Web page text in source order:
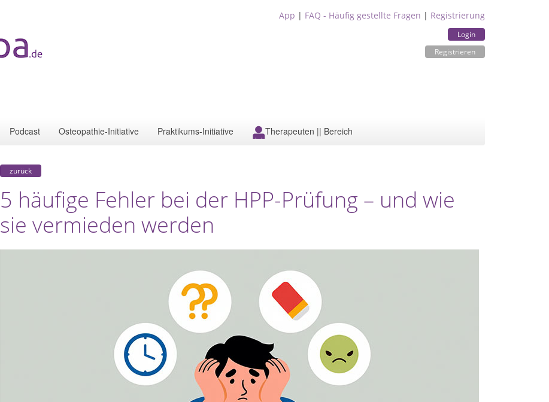
App | FAQ - Häufig gestellte Fragen | Registrierung
Login
Registrieren
Podcast Osteopathie-Initiative Praktikums-Initiative Therapeuten || Bereich
zurück
5 häufige Fehler bei der HPP-Prüfung – und wie
sie vermieden werden